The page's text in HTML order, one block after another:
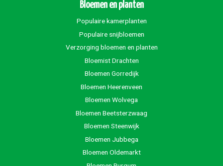
Bloemen en planten
Populaire kamerplanten
Populaire snijbloemen
Verzorging bloemen en planten
Bloemist Drachten
Bloemen Gorredijk
Bloemen Heerenveen
Bloemen Wolvega
Bloemen Beetsterzwaag
Bloemen Steenwijk
Bloemen Jubbega
Bloemen Oldemarkt